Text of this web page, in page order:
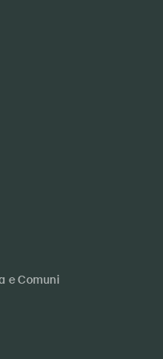
e Comuni